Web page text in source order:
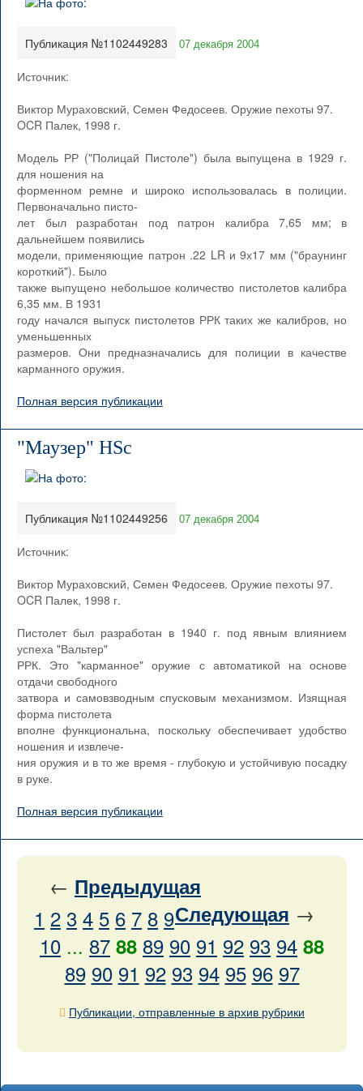
Публикация №1102449283 07 декабря 2004
Источник:
Виктор Мураховский, Семен Федосеев. Оружие пехоты 97.
OCR Палек, 1998 г.
Модель РР ("Полицай Пистоле") была выпущена в 1929 г.
для ношения на
форменном ремне и широко использовалась в полиции.
Первоначально писто-
лет был разработан под патрон калибра 7,65 мм; в
дальнейшем появились
модели, применяющие патрон .22 LR и 9х17 мм ("браунинг
короткий"). Было
также выпущено небольшое количество пистолетов калибра
6,35 мм. В 1931
году начался выпуск пистолетов РРК таких же калибров, но
уменьшенных
размеров. Они предназначались для полиции в качестве
карманного оружия.
Полная версия публикации
"Маузер" HSc
Публикация №1102449256 07 декабря 2004
Источник:
Виктор Мураховский, Семен Федосеев. Оружие пехоты 97.
OCR Палек, 1998 г.
Пистолет был разработан в 1940 г. под явным влиянием
успеха "Вальтер"
РРК. Это "карманное" оружие с автоматикой на основе
отдачи свободного
затвора и самовзводным спусковым механизмом. Изящная
форма пистолета
вполне функциональна, поскольку обеспечивает удобство
ношения и извлече-
ния оружия и в то же время - глубокую и устойчивую посадку
в руке.
Полная версия публикации
← Предыдущая
Следующая →
1 2 3 4 5 6 7 8 9
10 ... 87 88 89 90 91 92 93 94 88
89 90 91 92 93 94 95 96 97
Публикации, отправленные в архив рубрики